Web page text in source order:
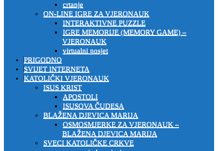
crtanje
ON-LINE IGRE ZA VJERONAUK
INTERAKTIVNE PUZZLE
IGRE MEMORIJE (MEMORY GAME) –
VJERONAUK
virtualni posjet
PRIGODNO
SVIJET INTERNETA
KATOLIČKI VJERONAUK
ISUS KRIST
APOSTOLI
ISUSOVA ČUDESA
BLAŽENA DJEVICA MARIJA
OSMOSMJERKE ZA VJERONAUK –
BLAŽENA DJEVICA MARIJA
SVECI KATOLIČKE CRKVE